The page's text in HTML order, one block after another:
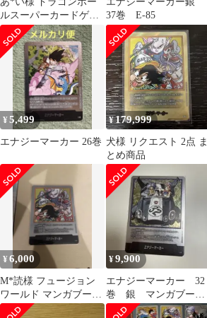
ルスーパーカードゲー
ム フュージョンワール
ド エナジーマー
37巻 E-85
¥5,499
エナジーマーカー 26巻
¥179,999
犬様 リクエスト 2点 ま
とめ商品
¥6,000
M*読様 フュージョン
ワールド マンガブース
ター02 エナジーマーカ
¥9,900
エナジーマーカー 32
巻 銀 マンガブース
ター